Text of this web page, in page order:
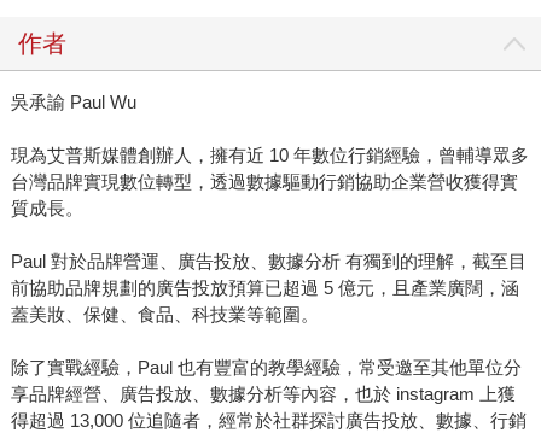
作者
吳承諭 Paul Wu
現為艾普斯媒體創辦人，擁有近 10 年數位行銷經驗，曾輔導眾多
台灣品牌實現數位轉型，透過數據驅動行銷協助企業營收獲得實
質成長。
Paul 對於品牌營運、廣告投放、數據分析 有獨到的理解，截至目
前協助品牌規劃的廣告投放預算已超過 5 億元，且產業廣闊，涵
蓋美妝、保健、食品、科技業等範圍。
除了實戰經驗，Paul 也有豐富的教學經驗，常受邀至其他單位分
享品牌經營、廣告投放、數據分析等內容，也於 instagram 上獲
得超過 13,000 位追隨者，經常於社群探討廣告投放、數據、行銷